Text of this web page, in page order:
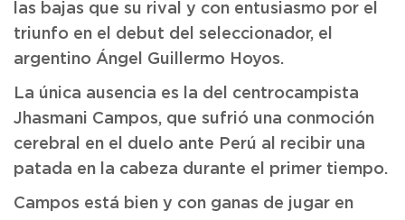
las bajas que su rival y con entusiasmo por el
triunfo en el debut del seleccionador, el
argentino Ángel Guillermo Hoyos.
La única ausencia es la del centrocampista
Jhasmani Campos, que sufrió una conmoción
cerebral en el duelo ante Perú al recibir una
patada en la cabeza durante el primer tiempo.
Campos está bien y con ganas de jugar en